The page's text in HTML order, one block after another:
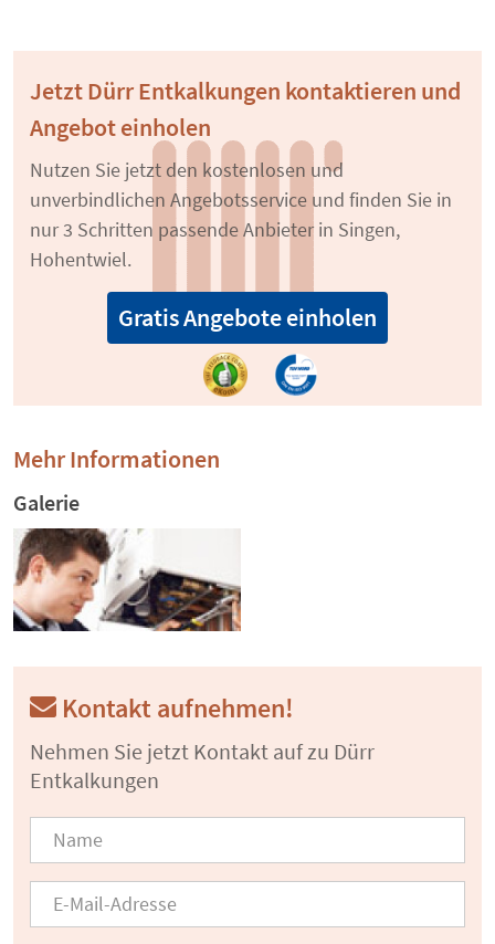
Jetzt Dürr Entkalkungen kontaktieren und
Angebot einholen
Nutzen Sie jetzt den kostenlosen und
unverbindlichen Angebotsservice und finden Sie in
nur 3 Schritten passende Anbieter in Singen,
Hohentwiel.
Gratis Angebote einholen
Mehr Informationen
Galerie
Kontakt aufnehmen!
Nehmen Sie jetzt Kontakt auf zu Dürr
Entkalkungen